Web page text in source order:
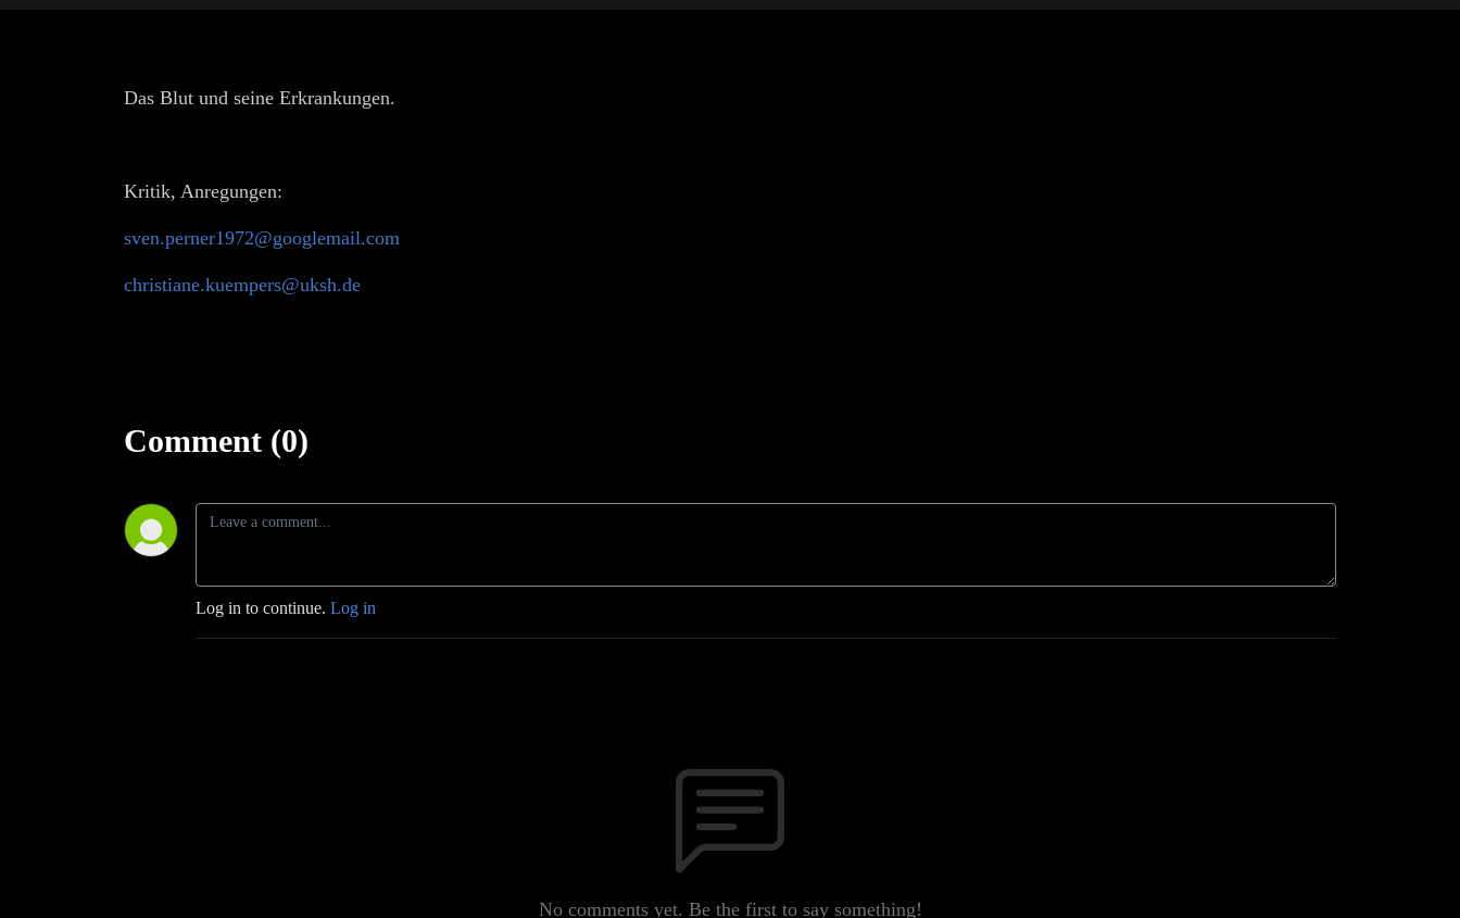
Das Blut und seine Erkrankungen.
Kritik, Anregungen:
sven.perner1972@googlemail.com
christiane.kuempers@uksh.de
Comment (0)
Log in to continue. Log in
No comments yet. Be the first to say something!